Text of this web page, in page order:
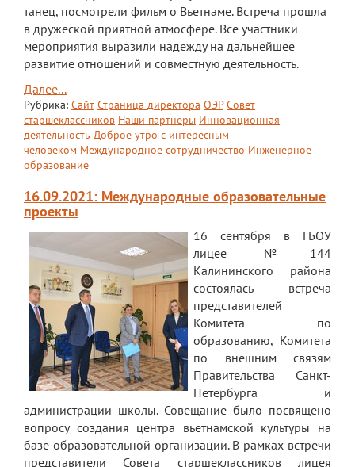
танец, посмотрели фильм о Вьетнаме. Встреча прошла
в дружеской приятной атмосфере. Все участники
мероприятия выразили надежду на дальнейшее
развитие отношений и совместную деятельность.
Далее...
Рубрика: Сайт Страница директора ОЭР Совет
старшеклассников Наши партнеры Инновационная
деятельность Доброе утро с интересным
человеком Международное сотрудничество Инженерное
образование
16.09.2021: Международные образовательные
проекты
16 сентября в ГБОУ
лицее №144
Калининского района
состоялась встреча
представителей
Комитета по
образованию, Комитета
по внешним связям
Правительства Санкт-
Петербурга и
администрации школы. Совещание было посвящено
вопросу создания центра вьетнамской культуры на
базе образовательной организации. В рамках встречи
представители Совета старшеклассников лицея